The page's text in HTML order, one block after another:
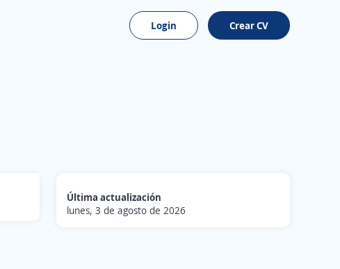
Login Crear CV
Última actualización
lunes, 3 de agosto de 2026